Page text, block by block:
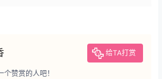
给TA打赏
赞赏的人吧！